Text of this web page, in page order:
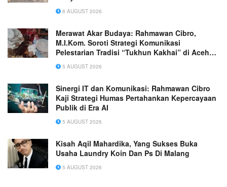
6 AUGUST 2026
Merawat Akar Budaya: Rahmawan Cibro,
M.I.Kom. Soroti Strategi Komunikasi
Pelestarian Tradisi “Tukhun Kakhai” di Aceh
Singkil
5 AUGUST 2026
Sinergi IT dan Komunikasi: Rahmawan Cibro
Kaji Strategi Humas Pertahankan Kepercayaan
Publik di Era AI
5 AUGUST 2026
Kisah Aqil Mahardika, Yang Sukses Buka
Usaha Laundry Koin Dan Ps Di Malang
5 AUGUST 2026